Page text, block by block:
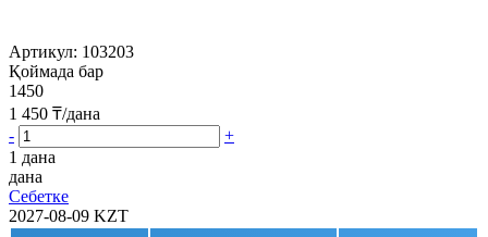
Артикул: 103203
Қоймада бар
1450
1 450 ₸/дана
-
+
1 дана
дана
Себетке
2027-08-09 KZT